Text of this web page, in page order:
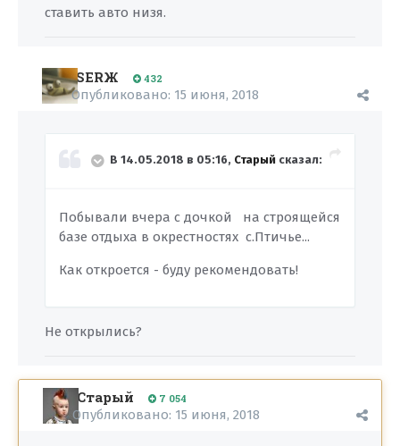
ставить авто низя.
SERЖ 432
Опубликовано: 15 июня, 2018
В 14.05.2018 в 05:16, Старый сказал:
Побывали вчера с дочкой на строящейся
базе отдыха в окрестностях с.Птичье...
Как откроется - буду рекомендовать!
Не открылись?
Старый 7 054
Опубликовано: 15 июня, 2018